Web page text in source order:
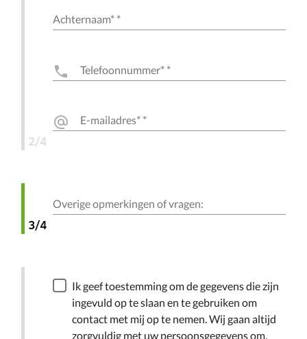
2/4
Achternaam* *
phone Telefoonnummer* *
alternate_email E-mailadres* *
3/4
Overige opmerkingen of vragen:
Ik geef toestemming om de gegevens die zijn
ingevuld op te slaan en te gebruiken om
contact met mij op te nemen. Wij gaan altijd
zorgvuldig met uw persoonsgegevens om.